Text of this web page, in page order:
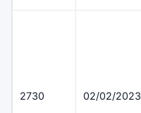
2730 02/02/2023